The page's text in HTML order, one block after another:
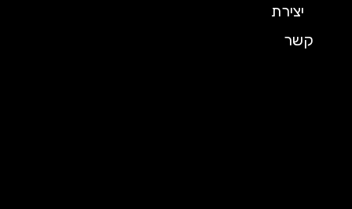
יצירת
קשר